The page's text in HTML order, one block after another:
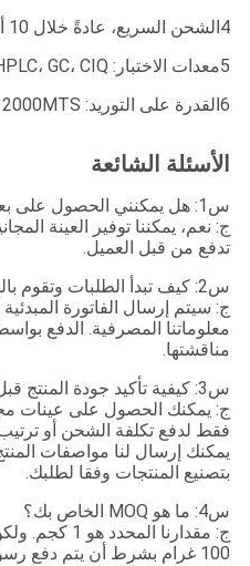
4الشحن السريع، عادةً خلال 10 أيام عمل بعد تأكيد الطلب
5معدات الاختبار: SGS، UV، HPLC، GC، CIQ.
6القدرة على التوريد: 2000MTS / الشهر ، مخزون كبير متاح.
الأسئلة الشائعة
س1: هل يمكنني الحصول على بعض العينات؟
ج: نعم، يمكننا توفير العينة
تدفع من قبل العميل.
س2: كيف تبدأ الطلبات وتقوم بالدفع؟
ج: سيتم إرسال الفاتورة
مناقشتها.
س3: كيفية تأكيد جودة المنتج قبل وضع الطلبات.
ج: يمكنك الحصول على عينات
فقط لدفع تكلفة الشحن أو
يمكنك إرسال لنا مواصفات
بتصنيع المنتجات وفقا لطلبك.
س4: ما هو MOQ الخاص بك؟
ج: مقدارنا
100 غرام بشرط أن يتم دفع رسوم العينة بنسبة 100٪.